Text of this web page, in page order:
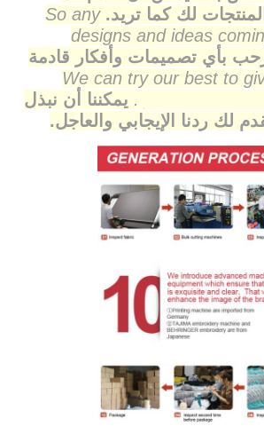
لك كما تريد. So any
designs and ideas
بأي تصميمات وأفكار قادمة
We can try our best to
positive and
يمكننا أن نبذل
لك ردنا الإيجابي والعاجل.